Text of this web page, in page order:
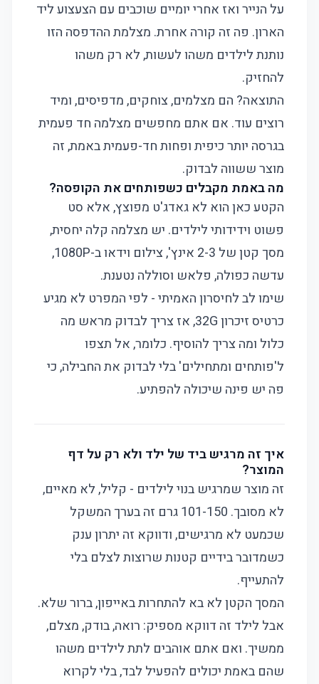
על הנייר ואז אחרי יומיים שוכבים עם הצעצוע ליד
הארון. פה זה קורה אחרת. מצלמת ההדפסה הזו
נותנת לילדים משהו לעשות, לא רק משהו
להחזיק.
התוצאה? הם מצלמים, צוחקים, מדפיסים, ומיד
רוצים עוד. אם אתם מחפשים מצלמה חד פעמית
בגרסה יותר כיפית ופחות חד-פעמית באמת, זה
מוצר ששווה לבדוק.
מה באמת מקבלים כשפותחים את הקופסה?
הקטע כאן הוא לא גאדג'ט מפוצץ, אלא סט
פשוט וידידותי לילדים. יש מצלמה קלה יחסית,
מסך קטן של 2-3 אינץ', צילום וידאו ב-1080P,
עדשה כפולה, פלאש וסוללה נטענת.
שימו לב לחיסרון האמיתי - לפי המפרט לא מגיע
כרטיס זיכרון 32G, אז צריך לבדוק מראש מה
כלול ומה צריך להוסיף. כלומר, אל תצפו
ל'פותחים ומתחילים' בלי לבדוק את החבילה, כי
פה יש פינה שיכולה להפתיע.
איך זה מרגיש ביד של ילד ולא רק על דף
המוצר?
זה מוצר שמרגיש בנוי לילדים - קליל, לא מאיים,
לא מסובך. 101-150 גרם זה בערך המשקל
שכמעט לא מרגישים, ודווקא זה יתרון ענק
כשמדובר בידיים קטנות שרוצות לצלם בלי
להתעייף.
המסך הקטן לא בא להתחרות באייפון, ברור שלא.
אבל לילד זה דווקא מספיק: רואה, בודק, מצלם,
ממשיך. ואם אתם אוהבים לתת לילדים משהו
שהם באמת יכולים להפעיל לבד, בלי לקרוא